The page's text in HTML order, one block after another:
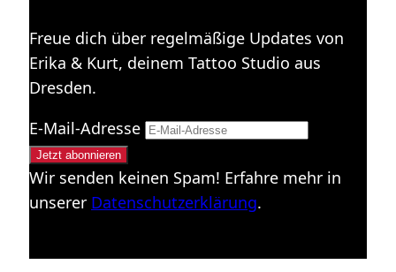
Freue dich über regelmäßige Updates von
Erika & Kurt, deinem Tattoo Studio aus
Dresden.
E-Mail-Adresse
Wir senden keinen Spam! Erfahre mehr in
unserer Datenschutzerklärung.